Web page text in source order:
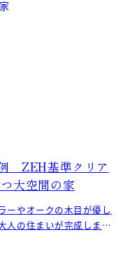
ZEH基準クリア
大空間の家
ーやオークの木目が優し
人の住まいが完成しまし